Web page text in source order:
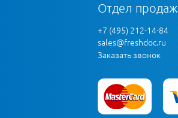
Отдел продаж
+7 (495) 212-14-84
sales@freshdoc.ru
Заказать звонок